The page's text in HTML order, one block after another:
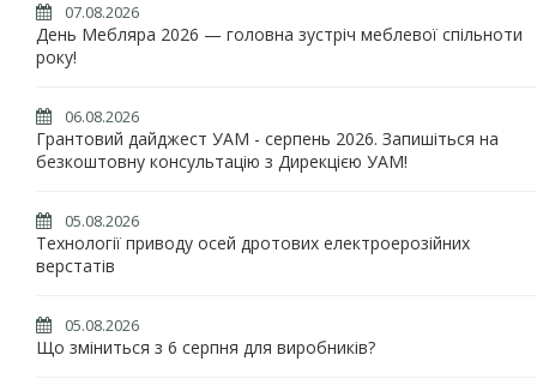
07.08.2026
День Мебляра 2026 — головна зустріч меблевої спільноти
року!
06.08.2026
Грантовий дайджест УАМ - серпень 2026. Запишіться на
безкоштовну консультацію з Дирекцією УАМ!
05.08.2026
Технології приводу осей дротових електроерозійних
верстатів
05.08.2026
Що зміниться з 6 серпня для виробників?